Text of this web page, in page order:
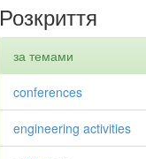
Розкриття
за темами
conferences
engineering activities